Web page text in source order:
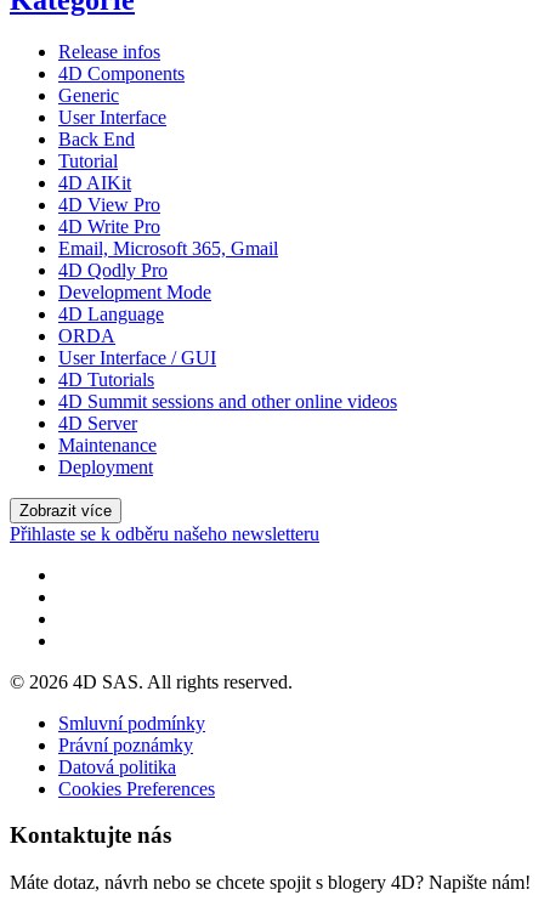
Release infos
4D Components
Generic
User Interface
Back End
Tutorial
4D AIKit
4D View Pro
4D Write Pro
Email, Microsoft 365, Gmail
4D Qodly Pro
Development Mode
4D Language
ORDA
User Interface / GUI
4D Tutorials
4D Summit sessions and other online videos
4D Server
Maintenance
Deployment
Zobrazit více
Přihlaste se k odběru našeho newsletteru
© 2026 4D SAS. All rights reserved.
Smluvní podmínky
Právní poznámky
Datová politika
Cookies Preferences
Kontaktujte nás
Máte dotaz, návrh nebo se chcete spojit s blogery 4D? Napište nám!